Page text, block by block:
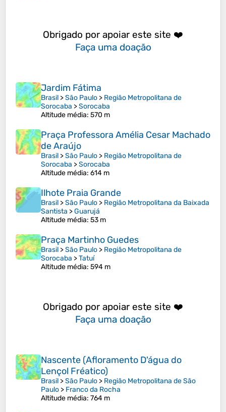
Obrigado por apoiar este site ❤️
Faça uma doação
Jardim Fátima
Brasil >São Paulo > Região Metropolitana de
Sorocaba >Sorocaba
Altitude média: 570 m
Praça Professora Amélia Cesar Machado
de Araújo
Brasil >São Paulo > Região Metropolitana de
Sorocaba >Sorocaba
Altitude média: 614 m
Ilhote Praia Grande
Brasil >São Paulo > Região Metropolitana da Baixada
Santista >Guarujá
Altitude média: 53 m
Praça Martinho Guedes
Brasil >São Paulo > Região Metropolitana de
Sorocaba >Tatuí
Altitude média: 594 m
Obrigado por apoiar este site ❤️
Faça uma doação
Nascente (Afloramento D'água do
Lençol Fréatico)
Brasil >São Paulo > Região Metropolitana de São
Paulo > Franco da Rocha
Altitude média: 764 m